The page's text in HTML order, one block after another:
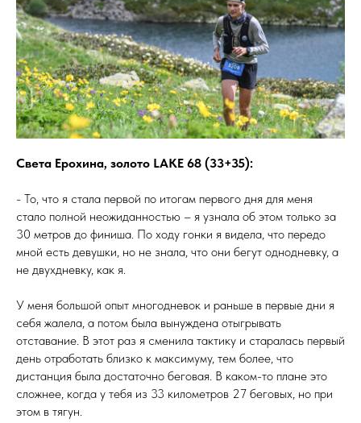
Света Ерохина, золото LAKE 68 (33+35):
- То, что я стала первой по итогам первого дня для меня
стало полной неожиданностью – я узнала об этом только за
30 метров до финиша. По ходу гонки я видела, что передо
мной есть девушки, но не знала, что они бегут однодневку, а
не двухдневку, как я.
У меня большой опыт многодневок и раньше в первые дни я
себя жалела, а потом была вынуждена отыгрывать
отставание. В этот раз я сменила тактику и старалась первый
день отработать близко к максимуму, тем более, что
дистанция была достаточно беговая. В каком-то плане это
сложнее, когда у тебя из 33 километров 27 беговых, но при
этом в тягун.